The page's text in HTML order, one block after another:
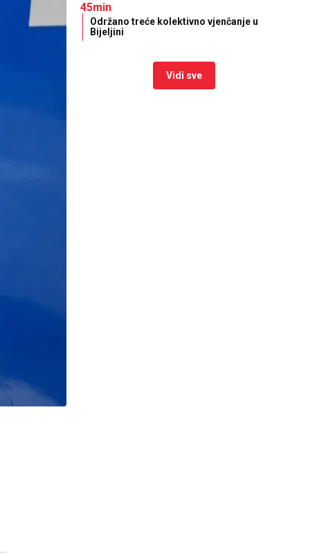
45min
Održano treće kolektivno vjenčanje u
Bijeljini
Vidi sve